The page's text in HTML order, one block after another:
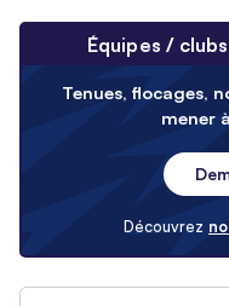
Équipes /
Tenues, flocages,
mener
Découvrez